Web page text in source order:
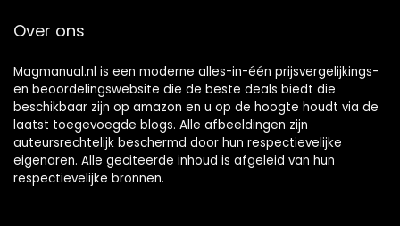
Over ons
Magmanual.nl is een moderne alles-in-één prijsvergelijkings-
en beoordelingswebsite die de beste deals biedt die
beschikbaar zijn op amazon en u op de hoogte houdt via de
laatst toegevoegde blogs. Alle afbeeldingen zijn
auteursrechtelijk beschermd door hun respectievelijke
eigenaren. Alle geciteerde inhoud is afgeleid van hun
respectievelijke bronnen.